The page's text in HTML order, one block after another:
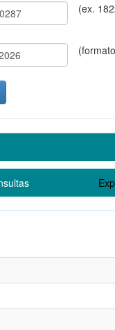
(ex.